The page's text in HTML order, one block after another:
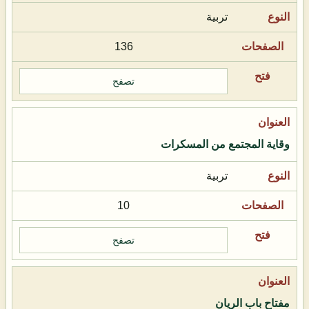
تربية
136
تصفح
وقاية المجتمع من المسكرات
تربية
10
تصفح
مفتاح باب الريان